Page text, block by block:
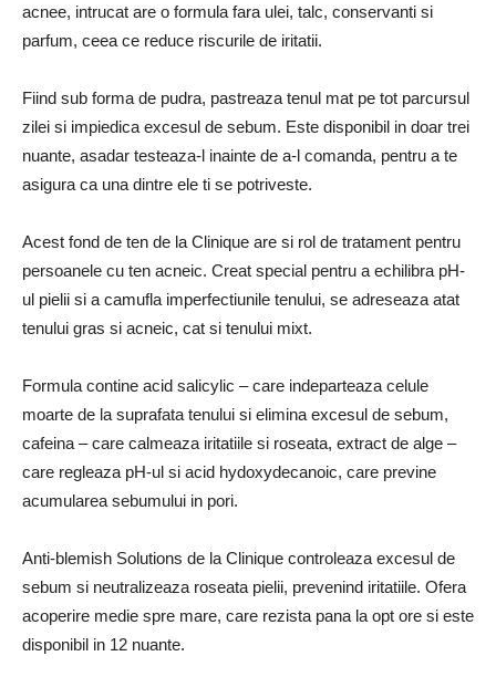
acnee, intrucat are o formula fara ulei, talc, conservanti si
parfum, ceea ce reduce riscurile de iritatii.
Fiind sub forma de pudra, pastreaza tenul mat pe tot parcursul
zilei si impiedica excesul de sebum. Este disponibil in doar trei
nuante, asadar testeaza-l inainte de a-l comanda, pentru a te
asigura ca una dintre ele ti se potriveste.
Acest fond de ten de la Clinique are si rol de tratament pentru
persoanele cu ten acneic. Creat special pentru a echilibra pH-
ul pielii si a camufla imperfectiunile tenului, se adreseaza atat
tenului gras si acneic, cat si tenului mixt.
Formula contine acid salicylic – care indeparteaza celule
moarte de la suprafata tenului si elimina excesul de sebum,
cafeina – care calmeaza iritatiile si roseata, extract de alge –
care regleaza pH-ul si acid hydoxydecanoic, care previne
acumularea sebumului in pori.
Anti-blemish Solutions de la Clinique controleaza excesul de
sebum si neutralizeaza roseata pielii, prevenind iritatiile. Ofera
acoperire medie spre mare, care rezista pana la opt ore si este
disponibil in 12 nuante.